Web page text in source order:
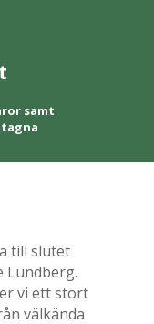
samt
till slutet
Lundberg.
vi ett stort
välkända